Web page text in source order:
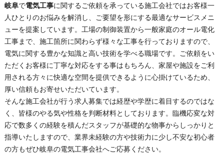
岐阜で電気工事に関するご依頼を承っている施工会社ではお客様一
人ひとりのお悩みを解消し、ご要望を形にする最適なサービスメニ
ューを提案しています。工場の制御装置から一般家庭のオール電化
工事まで、施工箇所に関わらず様々な工事を行っておりますので、
電気に関する豊かな知識と高い技術を学べる職場です。ご依頼をい
ただくお客様に丁寧な対応をする事はもちろん、家屋や施設をご利
用される方々に快適な空間を提供できるように心掛けているため、
厚い信頼もお寄せいただいています。
そんな施工会社が行う求人募集では経歴や学歴に着目するのではな
く、皆様のやる気や性格を判断材料としております。臨機応変な対
応で数多くの経験を積んだスタッフが基礎的な物事からしっかりと
指導いたしますので、業界未経験の方や技術力に少し不安な初心者
の方もぜひ岐阜の電気工事会社へご応募ください。